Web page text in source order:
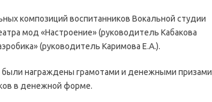
композиций воспитанников Вокальной студии
мод «Настроение» (руководитель Кабакова
(руководитель Каримова Е.А.).
награждены грамотами и денежными призами
в денежной форме.